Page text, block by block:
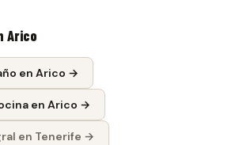
Arico
en Arico →
en Arico →
en Tenerife →